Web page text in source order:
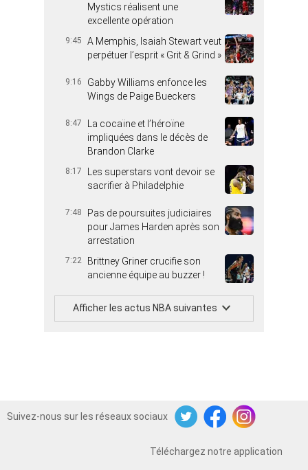
Mystics réalisent une
excellente opération
9:45
A Memphis, Isaiah Stewart veut
perpétuer l’esprit « Grit & Grind »
9:16
Gabby Williams enfonce les
Wings de Paige Bueckers
8:47
La cocaïne et l’héroïne
impliquées dans le décès de
Brandon Clarke
8:17
Les superstars vont devoir se
sacrifier à Philadelphie
7:48
Pas de poursuites judiciaires
pour James Harden après son
arrestation
7:22
Brittney Griner crucifie son
ancienne équipe au buzzer !
Afficher les actus NBA suivantes
Suivez-nous sur les réseaux sociaux
TwitterFacebookInstagram
Téléchargez notre application